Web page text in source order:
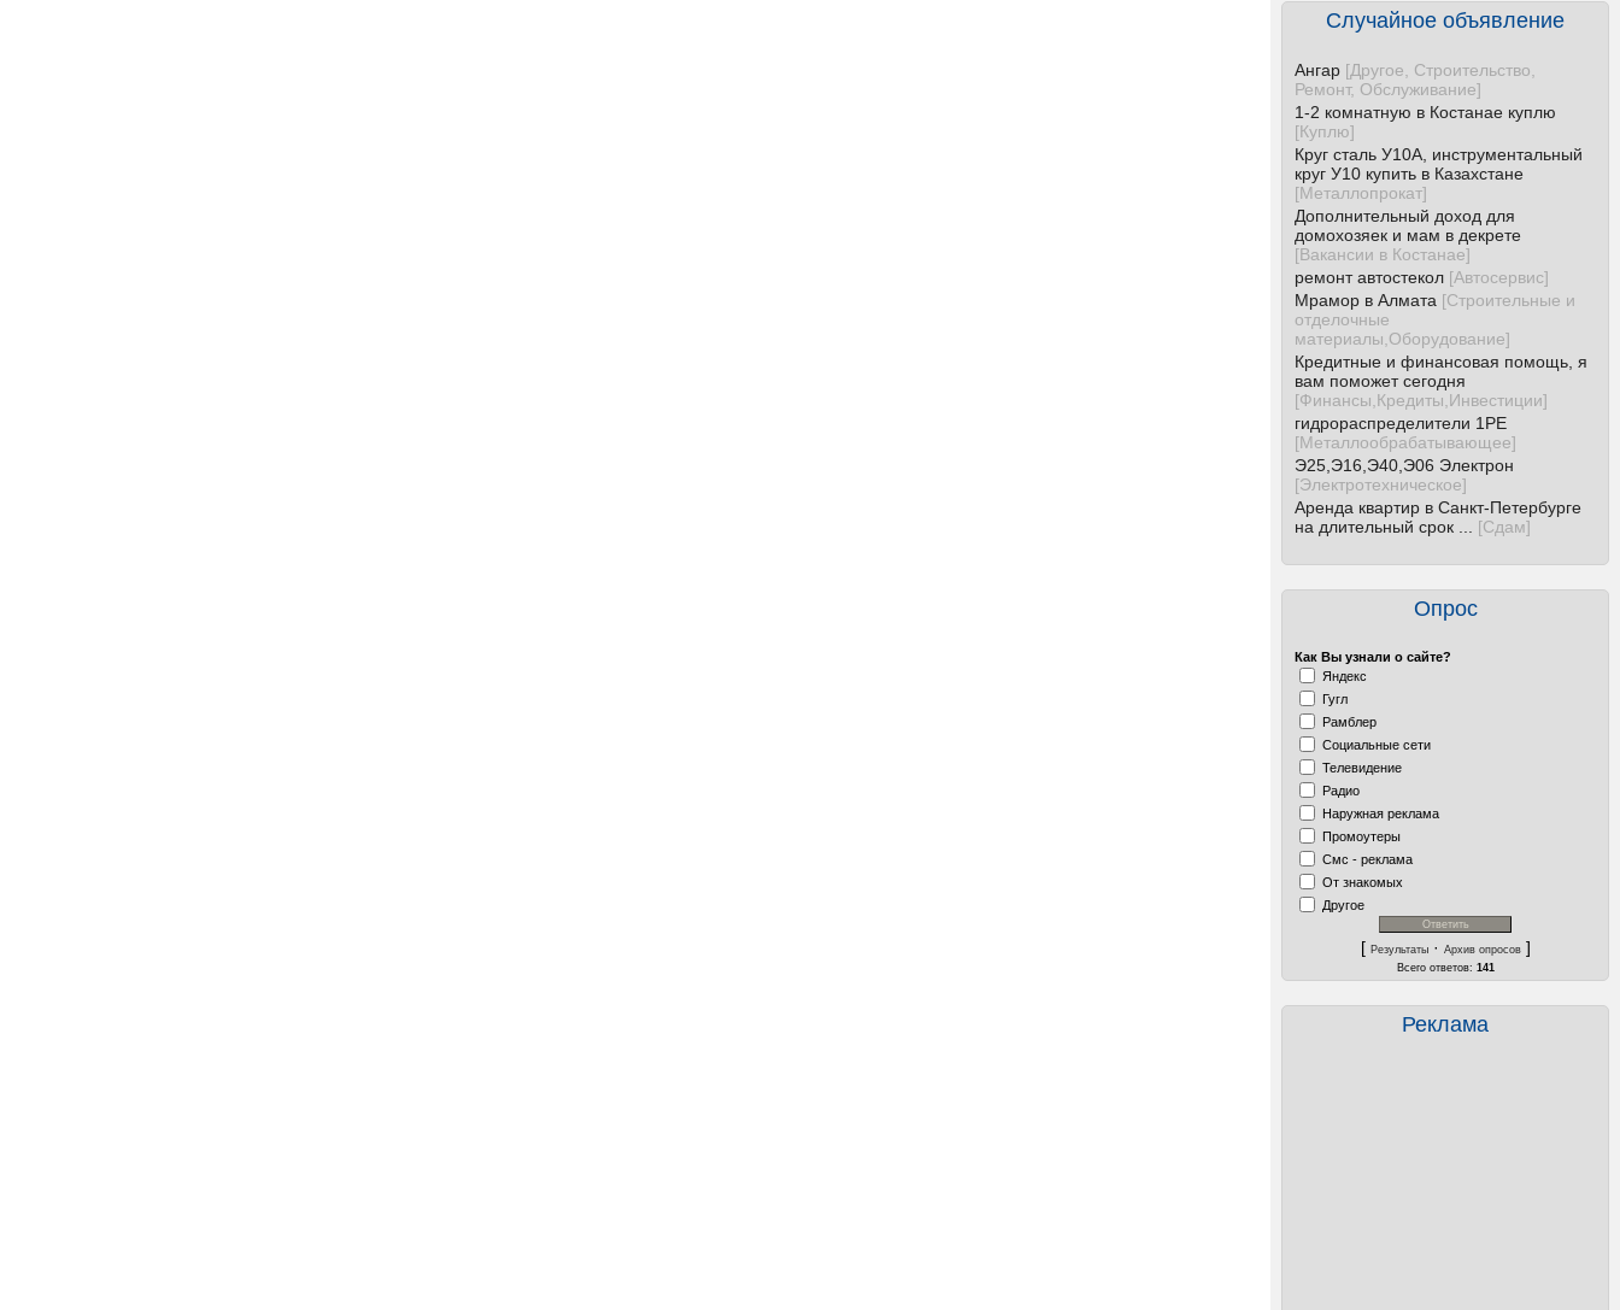
Случайное объявление
Ангар [Другое, Строительство,
Ремонт, Обслуживание]
1-2 комнатную в Костанае куплю
[Куплю]
Круг сталь У10А, инструментальный
круг У10 купить в Казахстане
[Металлопрокат]
Дополнительный доход для
домохозяек и мам в декрете
[Вакансии в Костанае]
ремонт автостекол [Автосервис]
Мрамор в Алмата [Строительные и
отделочные
материалы,Оборудование]
Кредитные и финансовая помощь, я
вам поможет сегодня
[Финансы,Кредиты,Инвестиции]
гидрораспределители 1РЕ
[Металлообрабатывающее]
Э25,Э16,Э40,Э06 Электрон
[Электротехническое]
Аренда квартир в Санкт-Петербурге
на длительный срок ...
[Сдам]
Опрос
Как Вы узнали о сайте?
Яндекс
Гугл
Рамблер
Социальные сети
Телевидение
Радио
Наружная реклама
Промоутеры
Смс - реклама
От знакомых
Другое
[ Результаты· Архив опросов]
Всего ответов: 141
Реклама